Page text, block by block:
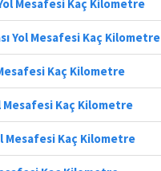
Mesafesi Kaç Kilometre
Yol Mesafesi Kaç Kilometre
Kaç Kilometre
Mesafesi Kaç Kilometre
Mesafesi Kaç Kilometre